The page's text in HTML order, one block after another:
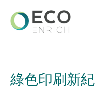
綠色印刷新